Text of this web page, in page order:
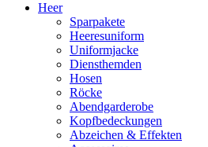
Heer
Sparpakete
Heeresuniform
Uniformjacke
Diensthemden
Hosen
Röcke
Abendgarderobe
Kopfbedeckungen
Abzeichen & Effekten